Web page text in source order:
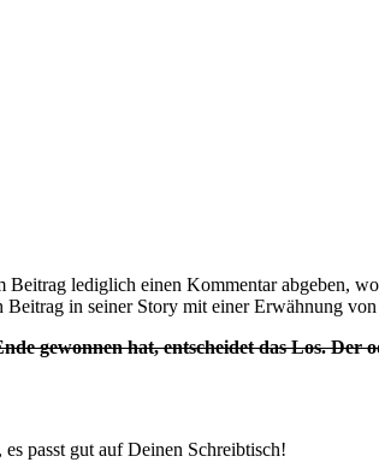
lediglich einen Kommentar abgeben,
in seiner Story mit einer Erwähnung
gewonnen hat, entscheidet das Los.
passt gut auf Deinen Schreibtisch!